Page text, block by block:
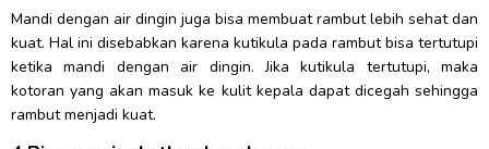
Mandi dengan air dingin juga bisa membuat rambut lebih sehat dan
kuat. Hal ini disebabkan karena kutikula pada rambut bisa tertutupi
ketika mandi dengan air dingin. Jika kutikula tertutupi, maka
kotoran yang akan masuk ke kulit kepala dapat dicegah sehingga
rambut menjadi kuat.